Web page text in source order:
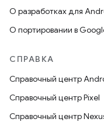
О разработках для
О портировании в
СПРАВКА
Справочный центр
Справочный центр Pixel
Справочный центр